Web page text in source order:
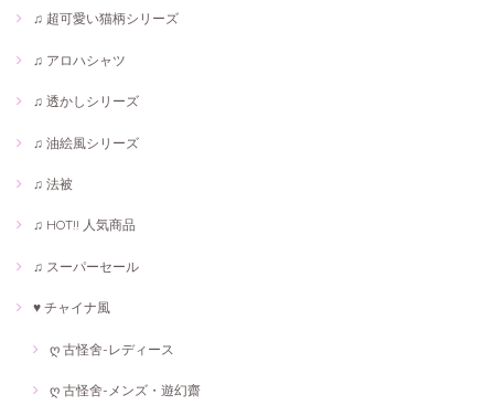
♫ 超可愛い猫柄シリーズ
♫ アロハシャツ
♫ 透かしシリーズ
♫ 油絵風シリーズ
♫ 法被
♫ HOT!! 人気商品
♫ スーパーセール
♥ チャイナ風
ღ 古怪舍-レディース
ღ 古怪舍-メンズ・遊幻齋